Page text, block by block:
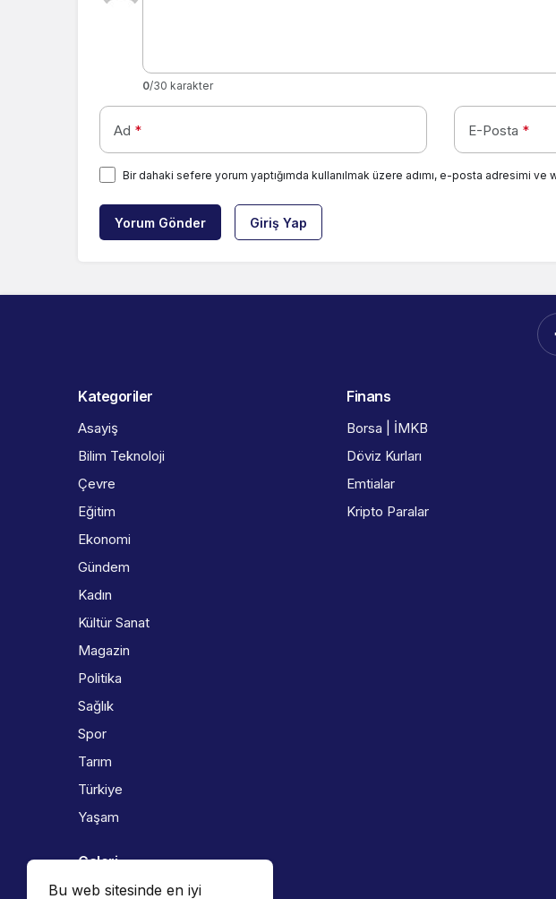
0/30 karakter
Ad * E-Posta *
Bir dahaki sefere yorum yaptığımda kullanılmak üzere adımı, e-posta adresimi ve
Yorum Gönder Giriş Yap
Bu web sitesinde en iyi
Kategoriler
Asayiş
Bilim Teknoloji
Çevre
Eğitim
Ekonomi
Gündem
Kadın
Kültür Sanat
Magazin
Politika
Sağlık
Spor
Tarım
Türkiye
Yaşam
Finans
Borsa | İMKB
Döviz Kurları
Emtialar
Kripto Paralar
Galeri
Foto Galeri